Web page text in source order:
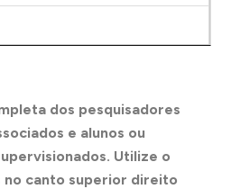
dos pesquisadores
e alunos ou
Utilize o
no canto superior direito